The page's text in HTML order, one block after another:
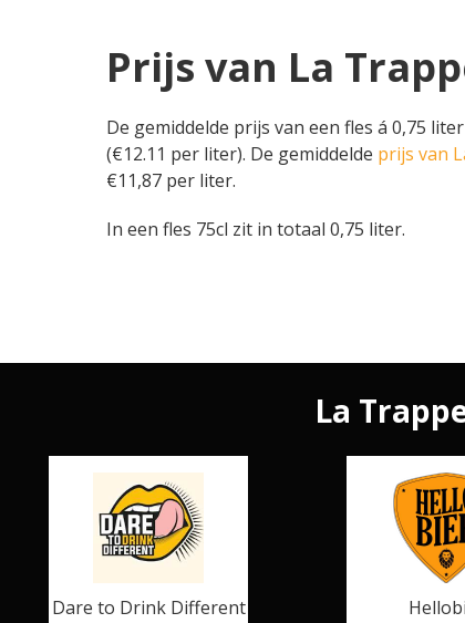
Prijs van La
De gemiddelde prijs van een fles á 0,75
(€12.11 per liter). De gemiddelde prijs van
€11,87 per liter.
In een fles 75cl zit in totaal 0,75 liter.
La
Dare to Drink Different